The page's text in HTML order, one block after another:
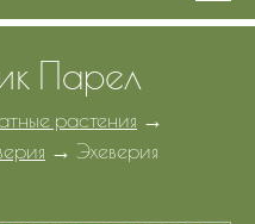
Парел
растения →
→ Эхеверия